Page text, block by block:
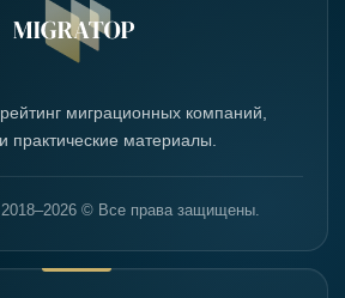
миграционных компаний,
практические материалы.
2018–2026 © Все права защищены.